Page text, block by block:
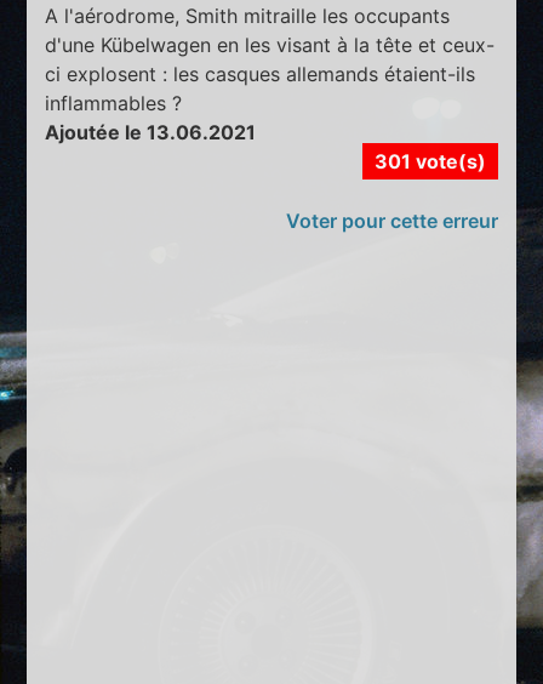
A l'aérodrome, Smith mitraille les occupants
d'une Kübelwagen en les visant à la tête et ceux-
ci explosent : les casques allemands étaient-ils
inflammables ?
Ajoutée le 13.06.2021
301 vote(s)
Voter pour cette erreur